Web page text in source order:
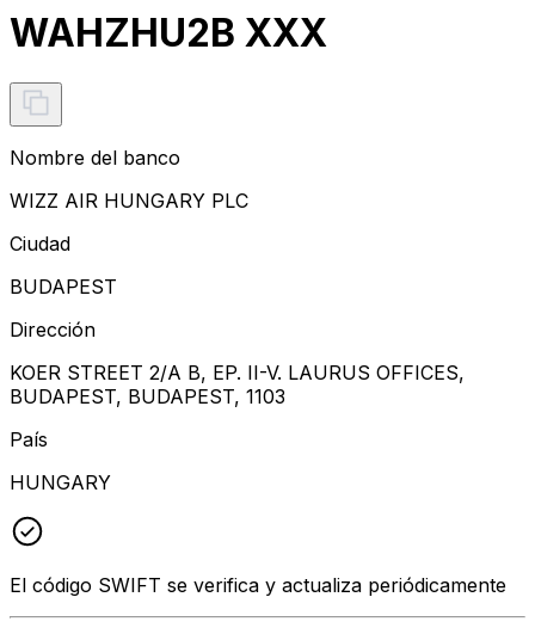
WAHZHU2B XXX
Nombre del banco
WIZZ AIR HUNGARY PLC
Ciudad
BUDAPEST
Dirección
KOER STREET 2/A B, EP. II-V. LAURUS OFFICES,
BUDAPEST, BUDAPEST, 1103
País
HUNGARY
El código SWIFT se verifica y actualiza periódicamente